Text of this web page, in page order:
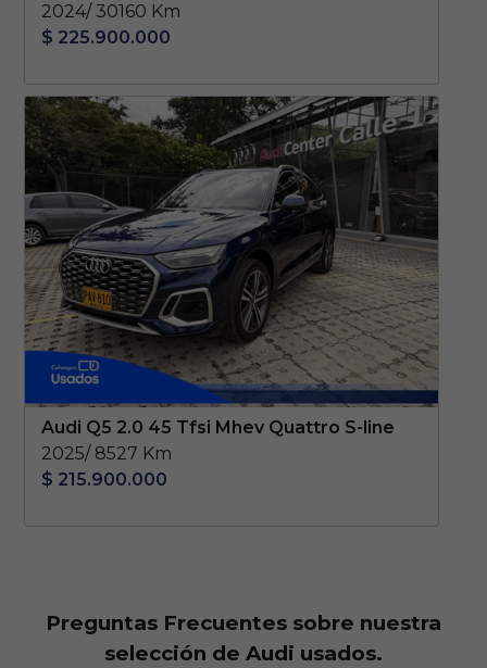
2024/ 30160 Km
$ 225.900.000
Audi Q5 2.0 45 Tfsi Mhev Quattro S-line
2025/ 8527 Km
$ 215.900.000
Preguntas Frecuentes sobre nuestra
selección de Audi usados.